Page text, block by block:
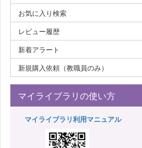
お気に入り検索
レビュー履歴
新着アラート
新規購入依頼（教職員のみ）
マイライブラリの使い方
マイライブラリ利用マニュアル